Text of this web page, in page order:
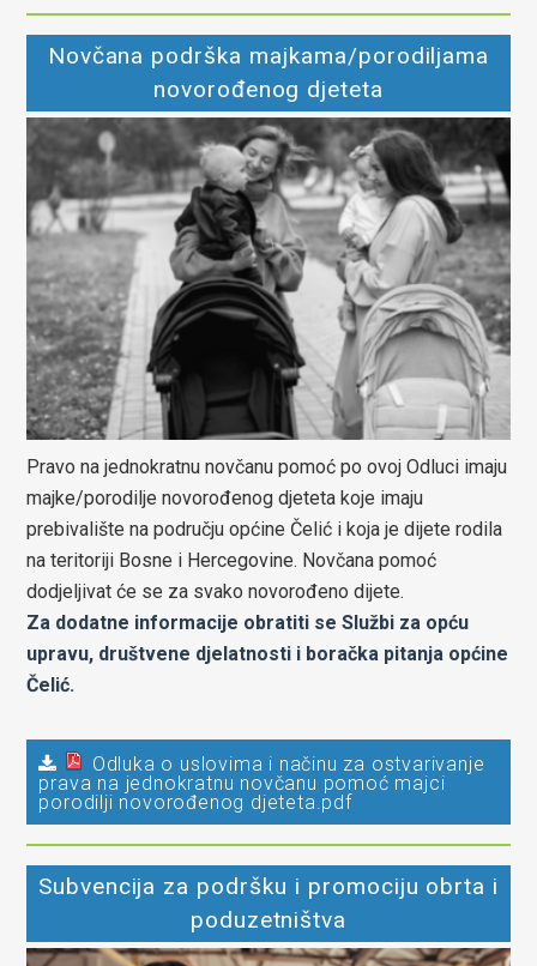
Novčana podrška majkama/porodiljama
novorođenog djeteta
Pravo na jednokratnu novčanu pomoć po ovoj Odluci imaju
majke/porodilje novorođenog djeteta koje imaju
prebivalište na području općine Čelić i koja je dijete rodila
na teritoriji Bosne i Hercegovine. Novčana pomoć
dodjeljivat će se za svako novorođeno dijete.
Za dodatne informacije obratiti se Službi za opću
upravu, društvene djelatnosti i boračka pitanja općine
Čelić.
Odluka o uslovima i načinu za ostvarivanje
prava na jednokratnu novčanu pomoć majci
porodilji novorođenog djeteta.pdf
Subvencija za podršku i promociju obrta i
poduzetništva